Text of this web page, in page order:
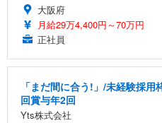
大阪府
月給29万4,400円～70万円
正社員
「まだ間に合う!」/未経験採
回賞与年2回
Yts株式会社